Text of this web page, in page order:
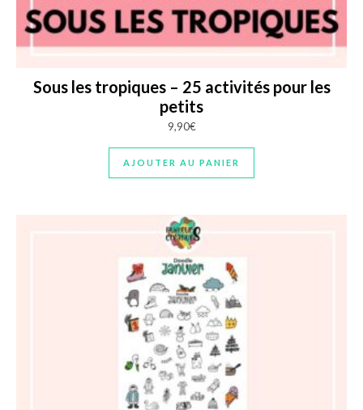
Sous les tropiques – 25 activités pour les
petits
9,90€
AJOUTER AU PANIER